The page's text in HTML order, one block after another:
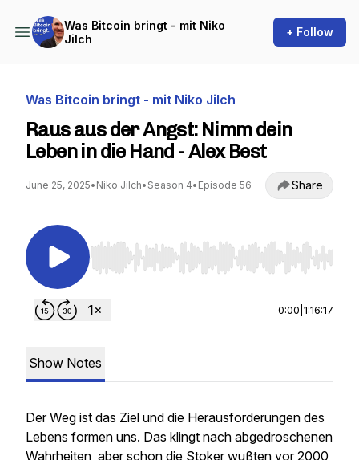
Was Bitcoin bringt - mit Niko
Jilch
+ Follow
Was Bitcoin bringt - mit Niko Jilch
Raus aus der Angst: Nimm dein
Leben in die Hand - Alex Best
June 25, 2025• Niko Jilch• Season 4• Episode 56 Share
Use Left/Right to seek, Home/End to jump to
0:00 1:16:17
Show Notes
Der Weg ist das Ziel und die Herausforderungen des
Lebens formen uns. Das klingt nach abgedroschenen
Wahrheiten, aber schon die Stoker wußten vor 2000